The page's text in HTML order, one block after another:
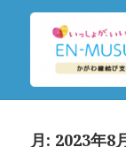
月: 2023年8